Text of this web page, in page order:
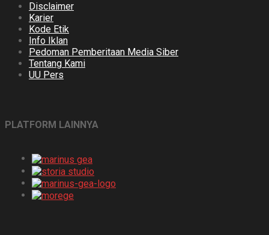
Disclaimer
Karier
Kode Etik
Info Iklan
Pedoman Pemberitaan Media Siber
Tentang Kami
UU Pers
PLATFORM LAINNYA